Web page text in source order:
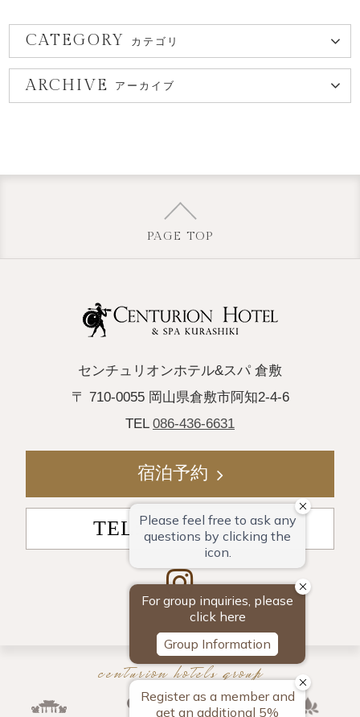
CATEGORY カテゴリ
ARCHIVE アーカイブ
PAGE TOP
センチュリオンホテル&スパ 倉敷
〒 710-0055 岡山県倉敷市阿知2-4-6
TEL 086-436-6631
宿泊予約
TEL:086-436-6631
centurion hotels group